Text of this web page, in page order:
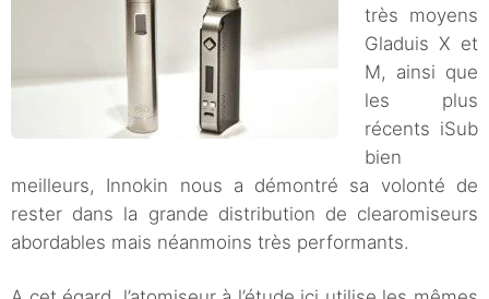
très moyens
Gladuis X et
M, ainsi que
les plus
récents iSub
bien
meilleurs, Innokin nous a démontré sa volonté de
rester dans la grande distribution de clearomiseurs
abordables mais néanmoins très performants.